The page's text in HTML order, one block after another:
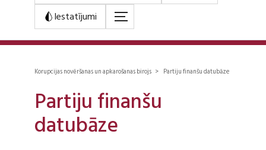
Iestatījumi
Korupcijas novēršanas un apkarošanas birojs > Partiju finanšu datubāze
Partiju finanšu
datubāze